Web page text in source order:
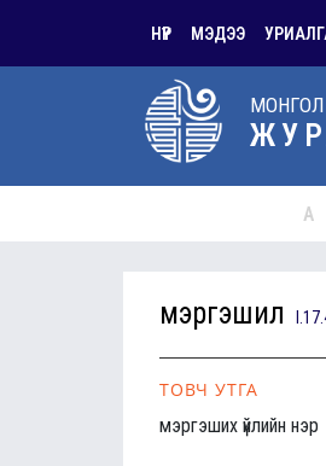
НҮҮР МЭДЭЭ
А
мэргэшил
ТОВЧ УТГА
мэргэших үйлийн нэр